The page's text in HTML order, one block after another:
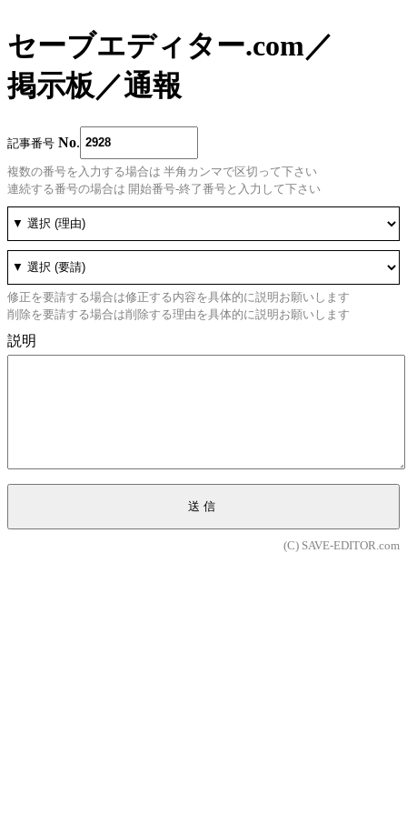
セーブエディター.com／
掲示板／通報
記事番号 No
複数の番号を入力する場合は 半角カンマで区切って下さい
連続する番号の場合は 開始番号-終了番号と入力して下さい
修正を要請する場合は修正する内容を具体的に説明お願いします
削除を要請する場合は削除する理由を具体的に説明お願いします
説明
送信
(C) SAVE-EDITOR.com